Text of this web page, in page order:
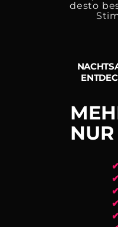
desto
NUR
✔
✔
✔
✔
✔